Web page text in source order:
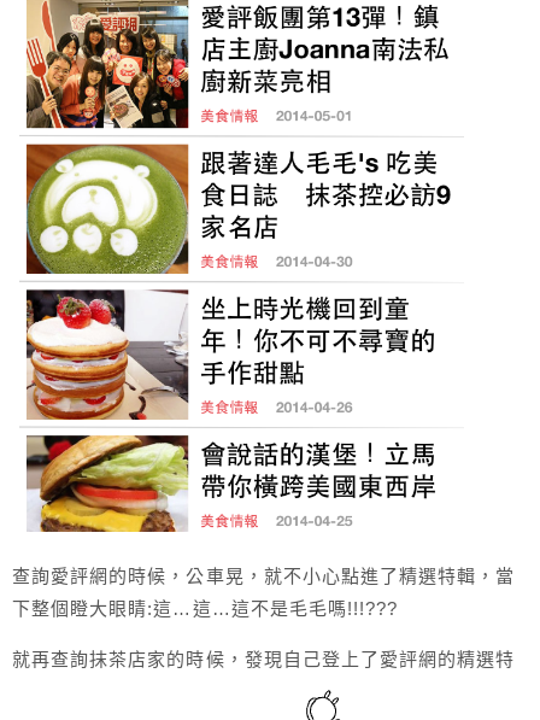
查詢愛評網的時候，公車晃，就不小心點進了精選特輯，當
下整個瞪大眼睛:這…這…這不是毛毛嗎!!!???
就再查詢抹茶店家的時候，發現自己登上了愛評網的精選特